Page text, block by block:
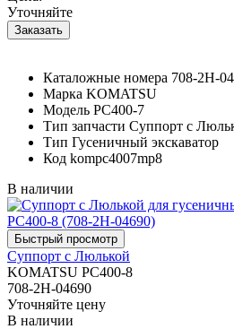
Уточняйте
Каталожные номера 708-2H-
Марка KOMATSU
Модель PC400-7
Тип запчасти Суппорт с
Тип Гусеничный экскаватор
Код kompc4007mp8
В наличии
Суппорт с Люлькой
KOMATSU PC400-8
708-2H-04690
Уточняйте цену
В наличии